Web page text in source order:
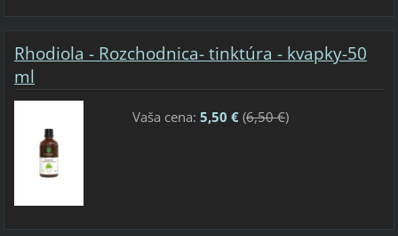
Rhodiola - Rozchodnica- tinktúra - kvapky-50
ml
Vaša cena: 5,50 €(6,50 €)